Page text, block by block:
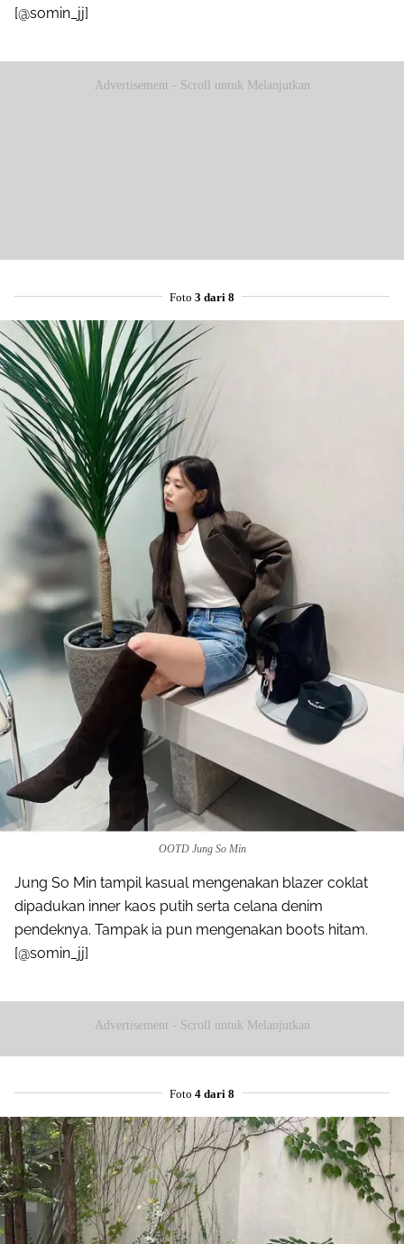
[@somin_jj]
Advertisement - Scroll untuk Melanjutkan
Foto 3 dari 8
OOTD Jung So Min
Jung So Min tampil kasual mengenakan blazer coklat
dipadukan inner kaos putih serta celana denim
pendeknya. Tampak ia pun mengenakan boots hitam.
[@somin_jj]
Advertisement - Scroll untuk Melanjutkan
Foto 4 dari 8